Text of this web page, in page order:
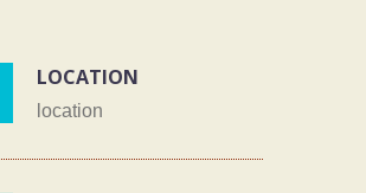
LOCATION
location